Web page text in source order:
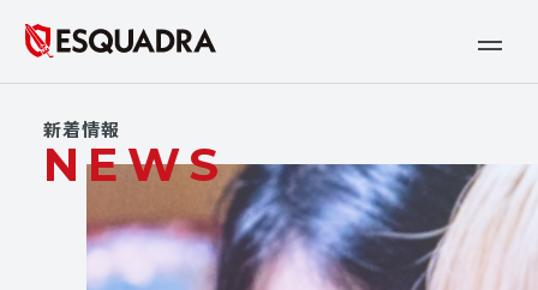
新着情報
NEWS